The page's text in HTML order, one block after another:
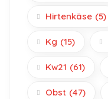
Hirtenkäse (5)
Kg (15)
Kw21 (61)
Obst (47)